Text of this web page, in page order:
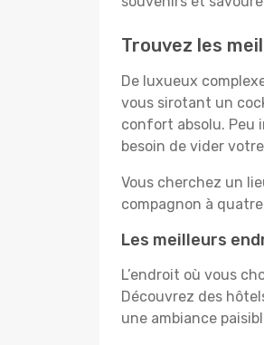
Trouvez les
De luxueux
vous sirotant un
confort absolu. Peu
besoin de vider
Vous cherchez un
compagnon à
Les meilleurs
L’endroit où vous
Découvrez des
une ambiance